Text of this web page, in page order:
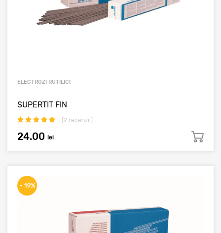
ELECTROZI RUTILICI
SUPERTIT FIN
(2 recenzii)
24.00 lei
- 19%